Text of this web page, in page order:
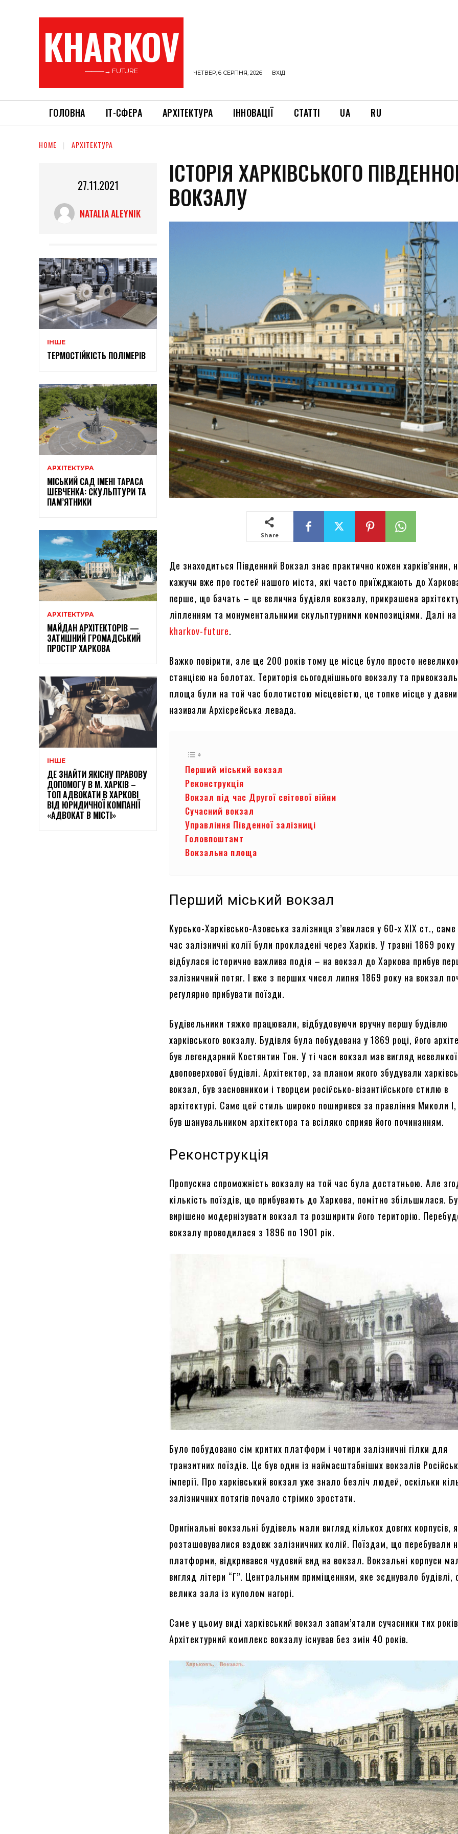
KHARKOV
———→ FUTURE ЧЕТВЕР, 6 СЕРПНЯ, 2026 ВХІД
ГОЛОВНА ІТ-СФЕРА АРХІТЕКТУРА ІННОВАЦІЇ СТАТТІ UA RU
HOME АРХІТЕКТУРА
27.11.2021
NATALIA ALEYNIK
ІНШЕ
ТЕРМОСТІЙКІСТЬ ПОЛІМЕРІВ
АРХІТЕКТУРА
МІСЬКИЙ САД ІМЕНІ ТАРАСА
ШЕВЧЕНКА: СКУЛЬПТУРИ ТА
ПАМ’ЯТНИКИ
АРХІТЕКТУРА
МАЙДАН АРХІТЕКТОРІВ —
ЗАТИШНИЙ ГРОМАДСЬКИЙ
ПРОСТІР ХАРКОВА
ІНШЕ
ДЕ ЗНАЙТИ ЯКІСНУ ПРАВОВУ
ДОПОМОГУ В М. ХАРКІВ –
ТОП АДВОКАТИ В ХАРКОВІ
ВІД ЮРИДИЧНОЇ КОМПАНІЇ
«АДВОКАТ В МІСТІ»
ІСТОРІЯ ХАРКІВСЬКОГО
ВОКЗАЛУ
Share
Де знаходиться Південний Вокзал знає практично кожен харків’янин,
кажучи вже про гостей нашого міста, які часто приїжджають до
перше, що бачать – це велична будівля вокзалу, прикрашена
ліпленням та монументальними скульптурними композиціями. Далі на
kharkov-future.
Важко повірити, але ще 200 років тому це місце було просто
станцією на болотах. Територія сьогоднішнього вокзалу та
площа були на той час болотистою місцевістю, це топке місце у
називали Архієрейська левада.
Перший міський вокзал
Реконструкція
Вокзал під час Другої світової війни
Сучасний вокзал
Управління Південної залізниці
Головпоштамт
Вокзальна площа
Перший міський вокзал
Курсько-Харківсько-Азовська залізниця з’явилася у 60-х ХІХ ст.,
час залізничні колії були прокладені через Харків. У травні 1869 року
відбулася історично важлива подія – на вокзал до Харкова прибув
залізничний потяг. І вже з перших чисел липня 1869 року на вокзал
регулярно прибувати поїзди.
Будівельники тяжко працювали, відбудовуючи вручну першу будівлю
харківського вокзалу. Будівля була побудована у 1869 році, його
був легендарний Костянтин Тон. У ті часи вокзал мав вигляд невеликої
двоповерхової будівлі. Архітектор, за планом якого збудували
вокзал, був засновником і творцем російсько-візантійського стилю в
архітектурі. Саме цей стиль широко поширився за правління Миколи
був шанувальником архітектора та всіляко сприяв його починанням.
Реконструкція
Пропускна спроможність вокзалу на той час була достатньою. Але
кількість поїздів, що прибувають до Харкова, помітно збільшилася.
вирішено модернізувати вокзал та розширити його територію.
вокзалу проводилася з 1896 по 1901 рік.
Було побудовано сім критих платформ і чотири залізничні гілки для
транзитних поїздів. Це був один із наймасштабніших вокзалів
імперії. Про харківський вокзал уже знало безліч людей, оскільки
залізничних потягів почало стрімко зростати.
Оригінальні вокзальні будівель мали вигляд кількох довгих корпусів,
розташовувалися вздовж залізничних колій. Поїздам, що перебували
платформи, відкривався чудовий вид на вокзал. Вокзальні корпуси
вигляд літери “Г”. Центральним приміщенням, яке зєднувало будівлі,
велика зала із куполом нагорі.
Саме у цьому виді харківський вокзал запам’ятали сучасники тих
Архітектурний комплекс вокзалу існував без змін 40 років.